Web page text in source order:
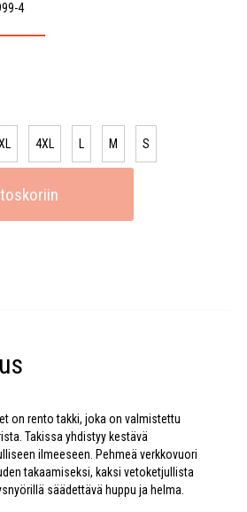
4
4XL L M S
on rento takki, joka on valmistettu
Takissa yhdistyy kestävä
ilmeeseen. Pehmeä verkkovuori
takaamiseksi, kaksi vetoketjullista
säädettävä huppu ja helma.